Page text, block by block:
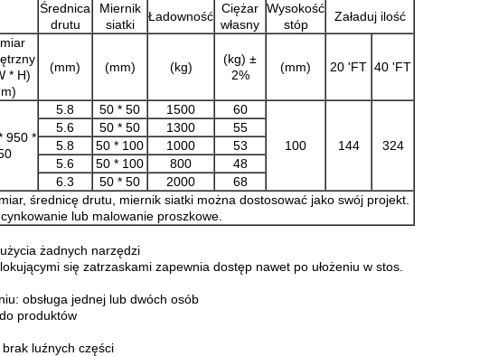
Średnica
drutu
Miernik
siatki
Ładowność
Ciężar
własny
Wysokość
stóp
Załaduj ilość
* H)
(mm) (mm) (kg)
(kg) ±
2%
(mm) 20 'FT 40 'FT
950 *
5.8 50 * 50 1500 60
100 144 324
5.6 50 * 50 1300
55
5.8 50 * 100 1000
53
5.6 50 * 100 800
48
6.3 50 * 50 2000
68
średnicę drutu, miernik siatki można dostosować jako swój projekt.
lub malowanie proszkowe.
żadnych narzędzi
się zatrzaskami zapewnia dostęp nawet po ułożeniu w stos.
obsługa jednej lub dwóch osób
produktów
brak luźnych części